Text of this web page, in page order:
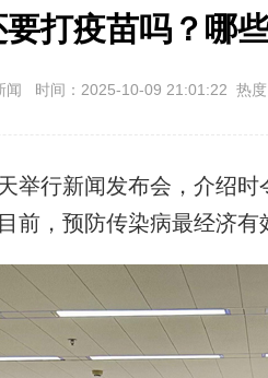
打疫苗吗？哪
闻 时间：2025-10-09 21:01:22 热
行新闻发布会，介绍时
前，预防传染病最经济有